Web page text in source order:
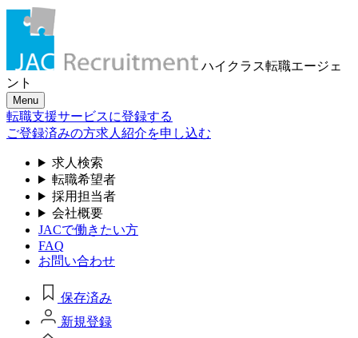
ハイクラス転職エージェ
ント
Menu
転職支援サービスに登録する
ご登録済みの方求人紹介を申し込む
求人検索
転職希望者
採用担当者
会社概要
JACで働きたい方
FAQ
お問い合わせ
保存済み
新規登録